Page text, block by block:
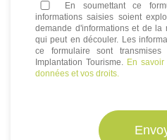
En soumettant ce
informations saisies soient
demande d'informations et de la
qui peut en découler. Les
ce formulaire sont
Implantation Tourisme. En
données et vos droits.